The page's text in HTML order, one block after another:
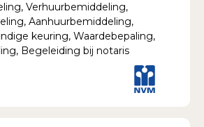
Verhuurbemiddeling,
Aanhuurbemiddeling,
keuring, Waardebepaling,
Begeleiding bij notaris